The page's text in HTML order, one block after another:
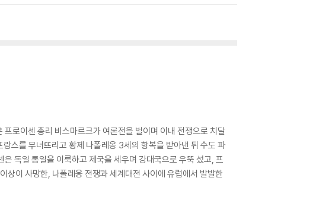
로이센 총리 비스마르크가 여론전을 벌이며 이내 전쟁으로 치달
스를 무너뜨리고 황제 나폴레옹 3세의 항복을 받아낸 뒤 수도 파
독일 통일을 이룩하고 제국을 세우며 강대국으로 우뚝 섰고, 프
상이 사망한, 나폴레옹 전쟁과 세계대전 사이에 유럽에서 발발한